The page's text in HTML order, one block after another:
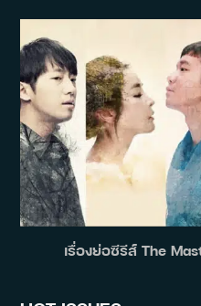
เรื่องย่อซีรีส์ The